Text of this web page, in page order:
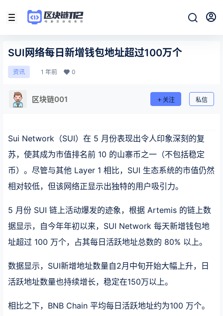
SUI网络每日新增钱包地址超过100万个
资讯 1 年前 0
区块链001 关注 私信
Sui Network（SUI）在 5 月份表现出令人印象深刻的复
苏，使其成为市值排名前 10 的山寨币之一（不包括稳定
币）。尽管与其他 Layer 1 相比，SUI 生态系统的市值仍然
相对较低，但该网络正显示出独特的用户吸引力。
5 月份 SUI 链上活动爆发的迹象，根据 Artemis 的链上数
据显示，自今年年初以来，SUI Network 每天新增钱包地
址超过 100 万个，占其每日活跃地址总数的 80% 以上。
数据显示，SUI新增地址数量自2月中旬开始大幅上升，日
活跃地址数量也持续增长，稳定在150万以上。
相比之下，BNB Chain 平均每日活跃地址约为100 万个。